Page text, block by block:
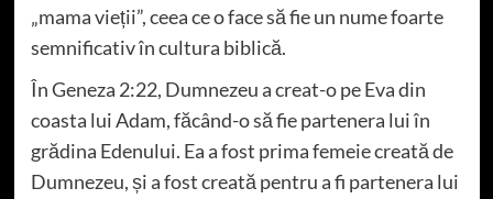
„mama vieții”, ceea ce o face să fie un nume foarte
semnificativ în cultura biblică.
În Geneza 2:22, Dumnezeu a creat-o pe Eva din
coasta lui Adam, făcând-o să fie partenera lui în
grădina Edenului. Ea a fost prima femeie creată de
Dumnezeu, și a fost creată pentru a fi partenera lui